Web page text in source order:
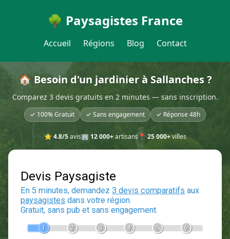
🌳 Paysagistes France
Accueil Régions Blog Contact
🏠 Besoin d'un jardinier à Sallanches ?
Comparez 3 devis gratuits en 2 minutes — sans inscription.
✓ 100% Gratuit ✓ Sans engagement ✓ Réponse 48h
⭐ 4.8/5avis🏢 12 000+artisans📍 25 000+villes
Devis Paysagiste
En 5 minutes, demandez3 devis comparatifs